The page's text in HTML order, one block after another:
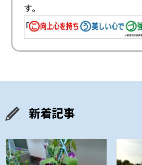
す。
新着記事